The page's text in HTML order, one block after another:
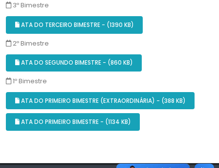
3º Bimestre
ATA DO TERCEIRO BIMESTRE - (1390 KB)
2º Bimestre
ATA DO SEGUNDO BIMESTRE - (860 KB)
1º Bimestre
ATA DO PRIMEIRO BIMESTRE (EXTRAORDINÁRIA) - (388 KB)
ATA DO PRIMEIRO BIMESTRE - (1134 KB)